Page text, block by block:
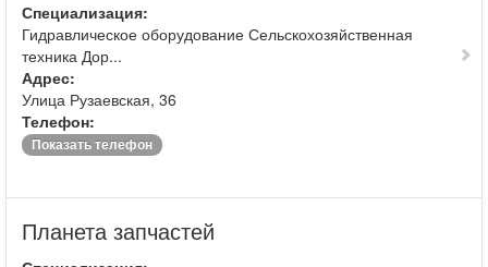
Специализация:
Гидравлическое оборудование Сельскохозяйственная
техника Дор...
Адрес:
Улица Рузаевская, 36
Телефон:
Показать телефон
Планета запчастей